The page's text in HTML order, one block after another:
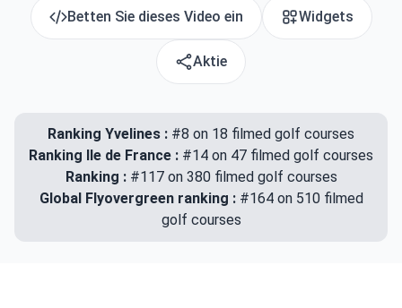
Betten Sie dieses Video ein Widgets
Aktie
Ranking Yvelines : #8 on 18 filmed golf courses
Ranking Ile de France : #14 on 47 filmed golf courses
Ranking : #117 on 380 filmed golf courses
Global Flyovergreen ranking : #164 on 510 filmed
golf courses